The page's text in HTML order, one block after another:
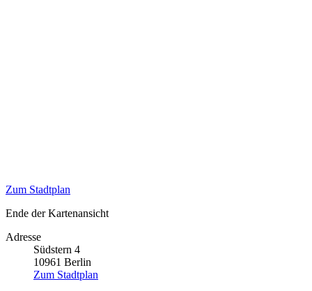
Zum Stadtplan
Ende der Kartenansicht
Adresse
Südstern 4
10961 Berlin
Zum Stadtplan